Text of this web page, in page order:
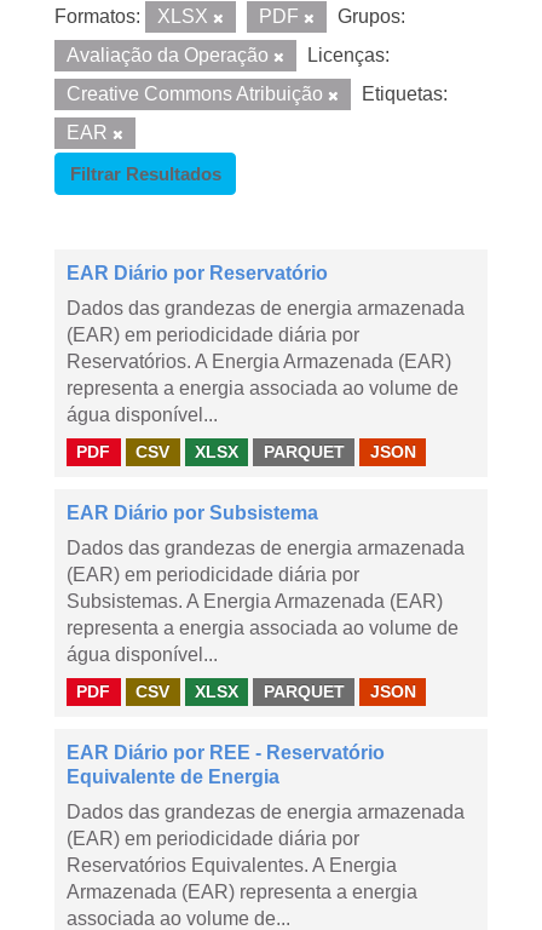
Formatos: XLSX PDF
Grupos:
Avaliação da Operação
Licenças:
Creative Commons Atribuição
Etiquetas:
EAR
Filtrar Resultados
EAR Diário por Reservatório
Dados das grandezas de energia armazenada
(EAR) em periodicidade diária por
Reservatórios. A Energia Armazenada (EAR)
representa a energia associada ao volume de
água disponível...
PDF CSV XLSX PARQUET JSON
EAR Diário por Subsistema
Dados das grandezas de energia armazenada
(EAR) em periodicidade diária por
Subsistemas. A Energia Armazenada (EAR)
representa a energia associada ao volume de
água disponível...
PDF CSV XLSX PARQUET JSON
EAR Diário por REE - Reservatório
Equivalente de Energia
Dados das grandezas de energia armazenada
(EAR) em periodicidade diária por
Reservatórios Equivalentes. A Energia
Armazenada (EAR) representa a energia
associada ao volume de...